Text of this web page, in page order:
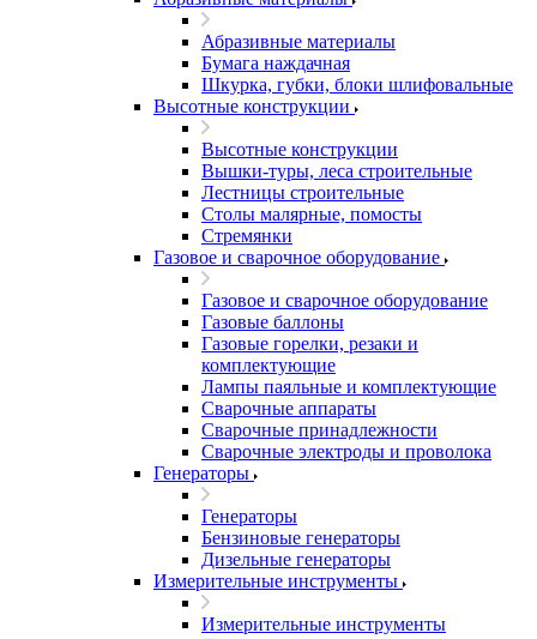
Абразивные материалы
Бумага наждачная
Шкурка, губки, блоки шлифовальные
Высотные конструкции
Высотные конструкции
Вышки-туры, леса строительные
Лестницы строительные
Столы малярные, помосты
Стремянки
Газовое и сварочное оборудование
Газовое и сварочное оборудование
Газовые баллоны
Газовые горелки, резаки и
комплектующие
Лампы паяльные и комплектующие
Сварочные аппараты
Сварочные принадлежности
Сварочные электроды и проволока
Генераторы
Генераторы
Бензиновые генераторы
Дизельные генераторы
Измерительные инструменты
Измерительные инструменты